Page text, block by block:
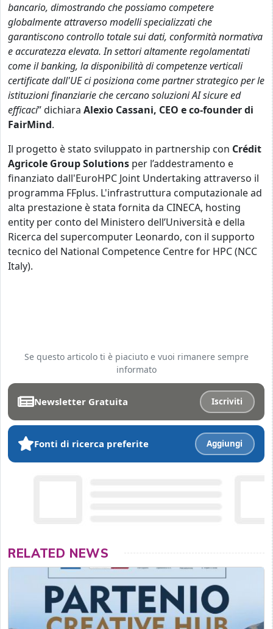
bancario, dimostrando che possiamo competere
globalmente attraverso modelli specializzati che
garantiscono controllo totale sui dati, conformità normativa
e accuratezza elevata. In settori altamente regolamentati
come il banking, la disponibilità di competenze verticali
certificate dall'UE ci posiziona come partner strategico per le
istituzioni finanziarie che cercano soluzioni AI sicure ed
efficaci” dichiara Alexio Cassani, CEO e co-founder di
FairMind.
Il progetto è stato sviluppato in partnership con Crédit
Agricole Group Solutions per l’addestramento e
finanziato dall'EuroHPC Joint Undertaking attraverso il
programma FFplus. L'infrastruttura computazionale ad
alta prestazione è stata fornita da CINECA, hosting
entity per conto del Ministero dell’Università e della
Ricerca del supercomputer Leonardo, con il supporto
tecnico del National Competence Centre for HPC (NCC
Italy).
Se questo articolo ti è piaciuto e vuoi rimanere sempre
informato
Newsletter Gratuita Iscriviti
Fonti di ricerca preferite Aggiungi
RELATED NEWS